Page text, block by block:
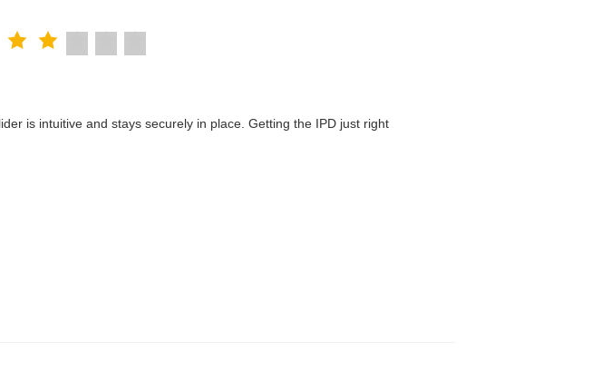
is intuitive and stays securely in place. Getting the IPD just right